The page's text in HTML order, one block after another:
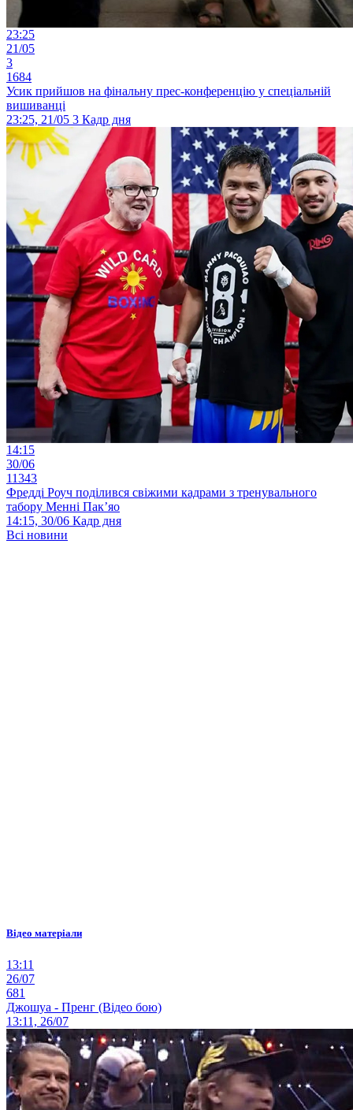
23:25
21/05
3
1684
Усик прийшов на фінальну прес-конференцію у спеціальній
вишиванці
23:25, 21/05 3 Кадр дня
14:15
30/06
11343
Фредді Роуч поділився свіжими кадрами з тренувального
табору Менні Пак’яо
14:15, 30/06 Кадр дня
Всі новини
Відео матеріали
13:11
26/07
681
Джошуа - Пренг (Відео бою)
13:11, 26/07